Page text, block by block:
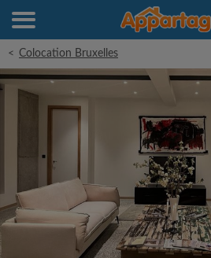
< Colocation Bruxelles